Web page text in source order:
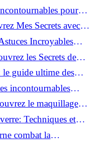
pour
Mes Secrets avec le
Incroyables
les Secrets de
le guide ultime des
incontournables
le maquillage
Techniques et
combat la